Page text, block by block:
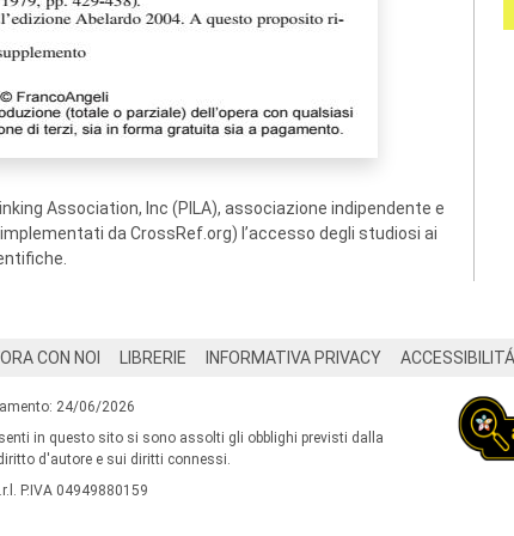
Association, Inc (PILA), associazione indipendente e
da CrossRef.org) l’accesso degli studiosi ai
CON NOI LIBRERIE INFORMATIVA PRIVACY ACCESSIBILITÁ
24/06/2026
in questo sito si sono assolti gli obblighi previsti dalla
d'autore e sui diritti connessi.
P.IVA 04949880159